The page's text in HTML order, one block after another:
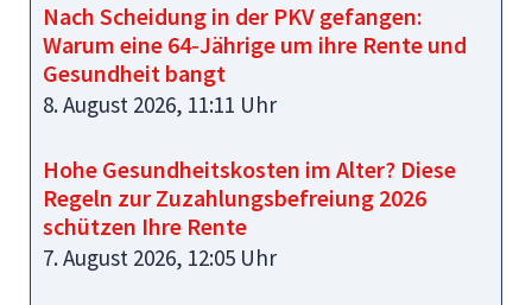
Nach Scheidung in der PKV gefangen:
Warum eine 64‑Jährige um ihre Rente und
Gesundheit bangt
8. August 2026, 11:11 Uhr
Hohe Gesundheitskosten im Alter? Diese
Regeln zur Zuzahlungsbefreiung 2026
schützen Ihre Rente
7. August 2026, 12:05 Uhr